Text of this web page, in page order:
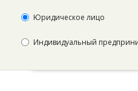
Юридическое лицо
Индивидуальный